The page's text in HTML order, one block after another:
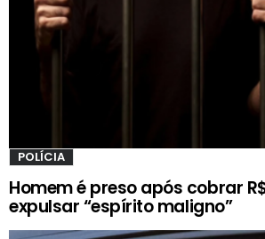
POLÍCIA
Homem é preso após cobrar
expulsar “espírito maligno”